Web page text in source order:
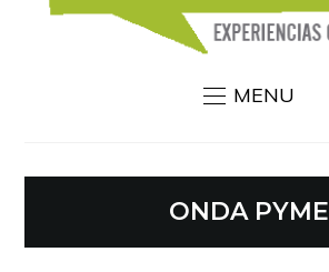
MENU
ONDA PYME